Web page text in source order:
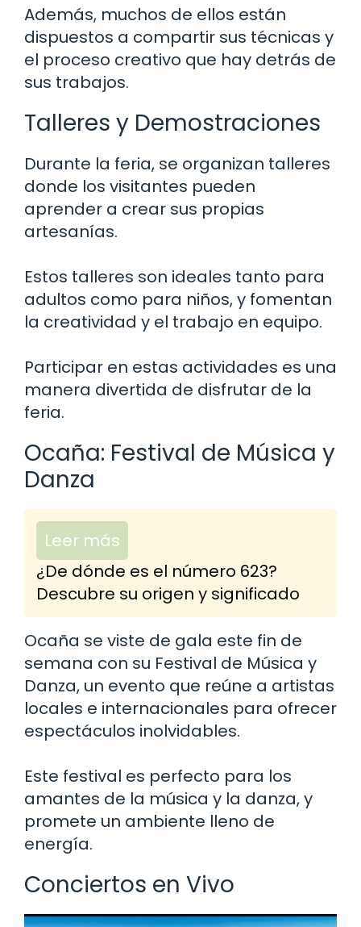
Además, muchos de ellos están
dispuestos a compartir sus técnicas y
el proceso creativo que hay detrás de
sus trabajos.
Talleres y Demostraciones
Durante la feria, se organizan talleres
donde los visitantes pueden
aprender a crear sus propias
artesanías.
Estos talleres son ideales tanto para
adultos como para niños, y fomentan
la creatividad y el trabajo en equipo.
Participar en estas actividades es una
manera divertida de disfrutar de la
feria.
Ocaña: Festival de Música y
Danza
Leer más
¿De dónde es el número 623?
Descubre su origen y significado
Ocaña se viste de gala este fin de
semana con su Festival de Música y
Danza, un evento que reúne a artistas
locales e internacionales para ofrecer
espectáculos inolvidables.
Este festival es perfecto para los
amantes de la música y la danza, y
promete un ambiente lleno de
energía.
Conciertos en Vivo